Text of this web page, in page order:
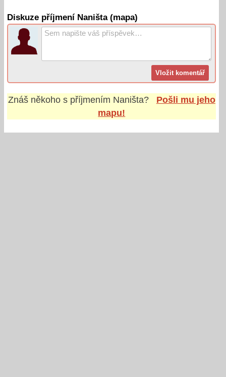
Diskuze příjmení Naništa (mapa)
Znáš někoho s příjmením Naništa?
Pošli mu jeho
mapu!